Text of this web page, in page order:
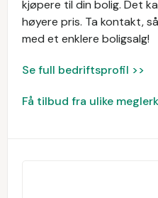
kjøpere til din bolig. Det
høyere pris. Ta kontakt,
med et enklere boligsalg!
Se full bedriftsprofil >>
Få tilbud fra ulike